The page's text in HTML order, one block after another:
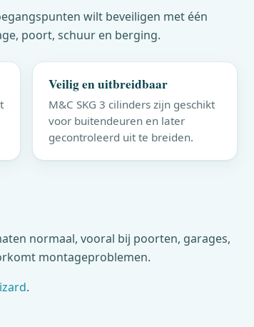
wilt beveiligen met één
poort, schuur en berging.
Veilig en uitbreidbaar
M&C SKG 3 cilinders zijn geschikt
voor buitendeuren en later
gecontroleerd uit te breiden.
normaal, vooral bij poorten, garages,
montageproblemen.
.